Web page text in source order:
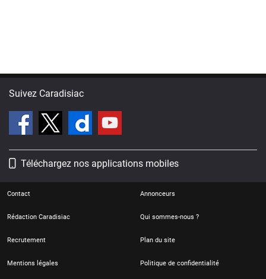
Suivez Caradisiac
Téléchargez nos applications mobiles
Contact Annonceurs
Rédaction Caradisiac Qui sommes-nous ?
Recrutement Plan du site
Mentions légales Politique de confidentialité